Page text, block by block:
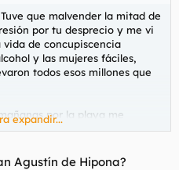
que malvender la mitad de
por tu desprecio y me vi
de concupiscencia
y las mujeres fáciles,
todos esos millones que
por la playa me
pero se me pasa en cuanto
expandir...
Agustín de Hipona?